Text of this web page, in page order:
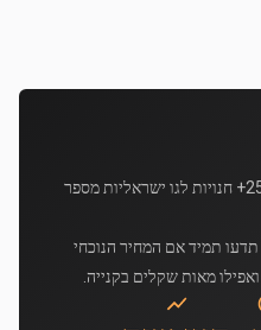
Fliplop סורק אוטומטית מחירים מ-25+ חנויות לגו ישראליות מספר
תמיד אם המחיר הנוכחי
מאות שקלים בקנייה.